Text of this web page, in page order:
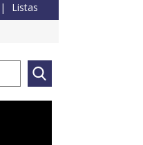
Listas